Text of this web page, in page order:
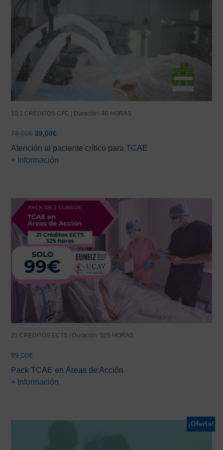
10.1 CRÉDITOS CFC | Duración: 40 HORAS
78,00€ El
precio
original
era:
39,00€El
actual
es:
Atención al paciente crítico para TCAE
+ Información
21 CREDITOS ECTS | Duración: 525 HORAS
99,00€
Pack TCAE en Áreas de Acción
+ Información
¡Oferta!